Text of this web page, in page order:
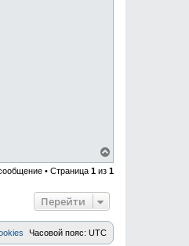
е
р
с
я
• Страница 1 из 1
Перейти
Часовой пояс: UTC